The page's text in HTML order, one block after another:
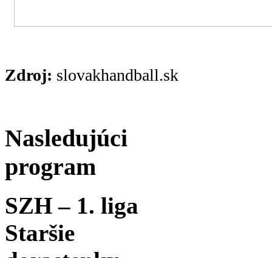
Zdroj: slovakhandball.sk
Nasledujúci
program
SZH – 1. liga
Staršie